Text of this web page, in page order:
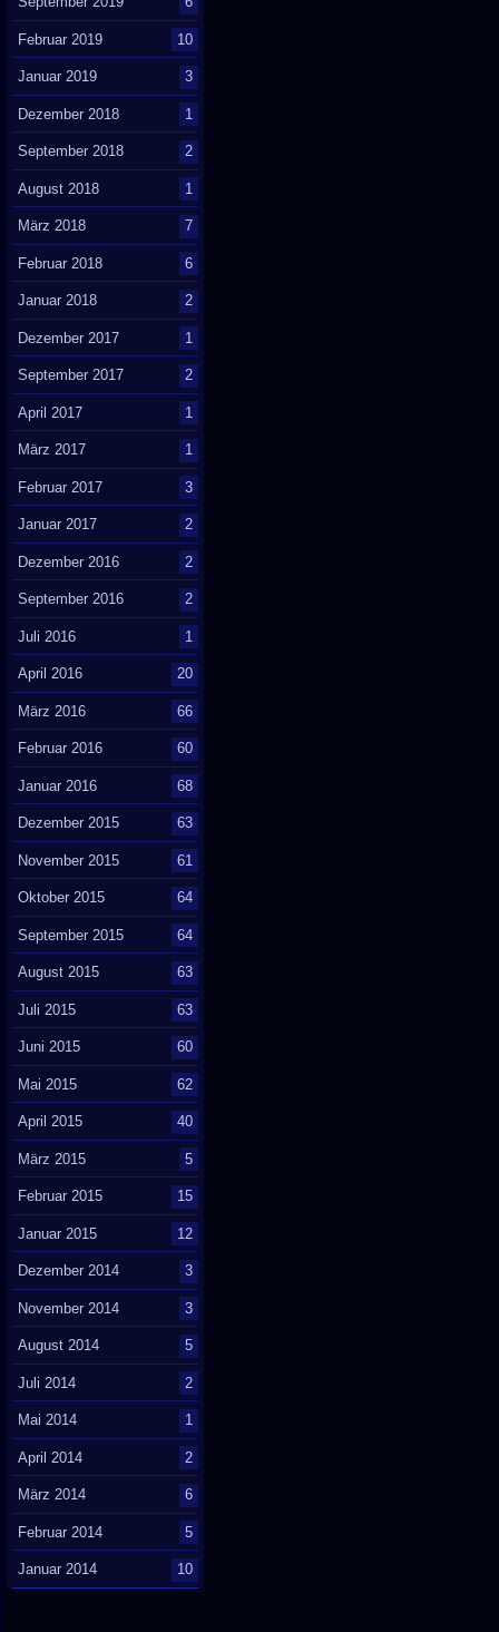
Februar 2019 10
Januar 2019 3
Dezember 2018 1
September 2018 2
August 2018 1
März 2018 7
Februar 2018 6
Januar 2018 2
Dezember 2017 1
September 2017 2
April 2017 1
März 2017 1
Februar 2017 3
Januar 2017 2
Dezember 2016 2
September 2016 2
Juli 2016 1
April 2016 20
März 2016 66
Februar 2016 60
Januar 2016 68
Dezember 2015 63
November 2015 61
Oktober 2015 64
September 2015 64
August 2015 63
Juli 2015 63
Juni 2015 60
Mai 2015 62
April 2015 40
März 2015 5
Februar 2015 15
Januar 2015 12
Dezember 2014 3
November 2014 3
August 2014 5
Juli 2014 2
Mai 2014 1
April 2014 2
März 2014 6
Februar 2014 5
Januar 2014 10